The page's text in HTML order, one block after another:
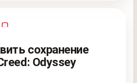
сохранение
Odyssey